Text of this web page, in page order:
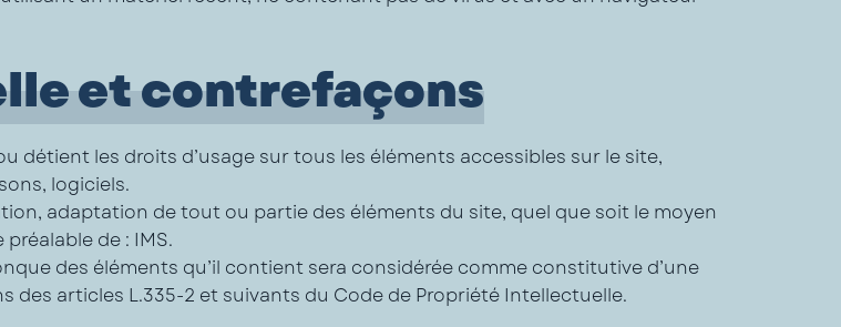
et contrefaçons
détient les droits d’usage sur tous les éléments accessibles sur le site,
logiciels.
adaptation de tout ou partie des éléments du site, quel que soit le moyen
de : IMS.
des éléments qu’il contient sera considérée comme constitutive d’une
articles L.335-2 et suivants du Code de Propriété Intellectuelle.